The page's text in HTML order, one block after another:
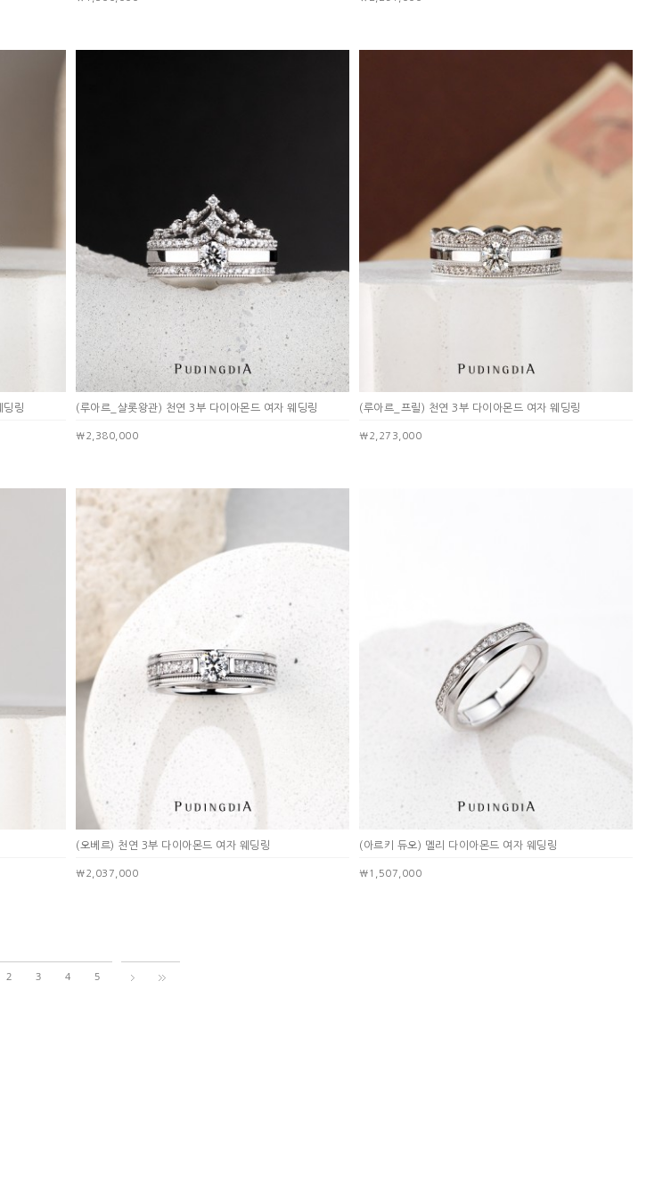
딩링 (루아르_샬롯왕관) 천연 3부 다이아몬드 여자 웨딩링
￦2,380,000
(루아르_프릴) 천연 3부 다이아몬드 여자 웨딩링
￦2,273,000
(오베르) 천연 3부 다이아몬드 여자 웨딩링
￦2,037,000
(아르키 듀오) 멜리 다이아몬드 여자 웨딩링
￦1,507,000
2 3 4 5